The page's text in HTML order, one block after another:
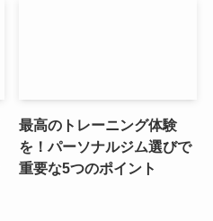
最高のトレーニング体験
を！パーソナルジム選びで
重要な5つのポイント